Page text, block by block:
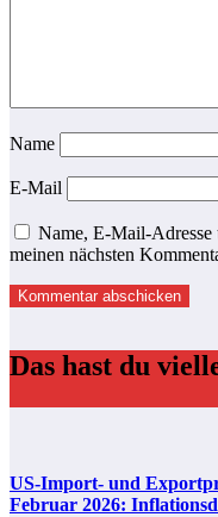
Name
E-Mail
Name, E-Mail-Adresse
meinen nächsten
Das hast du
US-Import- und
Februar 2026: